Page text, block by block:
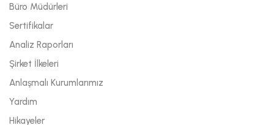
Büro Müdürleri
Sertifikalar
Analiz Raporları
Şirket İlkeleri
Anlaşmalı Kurumlarımız
Yardım
Hikayeler